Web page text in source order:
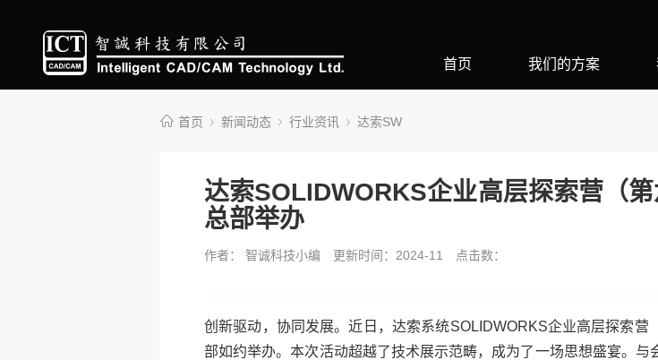
首页 我们的方案
首页 新闻动态 行业资讯 达索SW
达索SOLIDWORKS企业高层探索营（
总部举办
作者： 智诚科技小编 更新时间：2024-11 点击数：
创新驱动，协同发展。近日，达索系统SOLIDWORKS企业高层探索营
部如约举办。本次活动超越了技术展示范畴，成为了一场思想盛宴。与